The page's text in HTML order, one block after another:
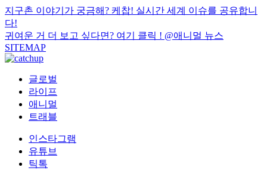
지구촌 이야기가 궁금해? 케찹! 실시간 세계 이슈를 공유합니
다!
귀여운 거 더 보고 싶다면? 여기 클릭 ! @애니멀 뉴스
SITEMAP
글로벌
라이프
애니멀
트래블
인스타그램
유튜브
틱톡